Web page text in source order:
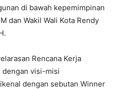
di bawah kepemimpinan
dan Wakil Wali Kota Rendy
Rencana Kerja
dengan visi-misi
dengan sebutan Winner